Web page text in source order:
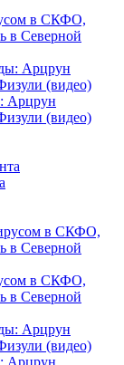
в СКФО,
в Северной
Арцрун
(видео)
в СКФО,
в Северной
Арцрун